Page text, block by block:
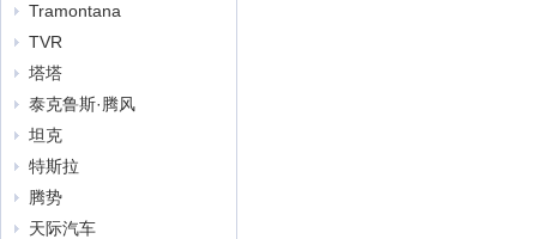
Tramontana
TVR
塔塔
泰克鲁斯·腾风
坦克
特斯拉
腾势
天际汽车